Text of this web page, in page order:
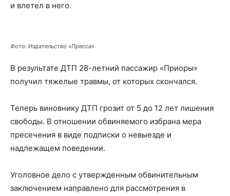
и влетел в него.
Фото: Издательство «Пресса»
В результате ДТП 28-летний пассажир «Приоры»
получил тяжелые травмы, от которых скончался.
Теперь виновнику ДТП грозит от 5 до 12 лет лишения
свободы. В отношении обвиняемого избрана мера
пресечения в виде подписки о невыезде и
надлежащем поведении.
Уголовное дело с утвержденным обвинительным
заключением направлено для рассмотрения в